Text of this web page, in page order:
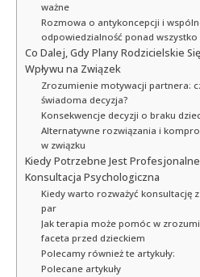
ważne
Rozmowa o antykoncepcji i
odpowiedzialność ponad wszystko
Co Dalej, Gdy Plany Rodzicielskie
Wpływu na Związek
Zrozumienie motywacji partnera:
świadoma decyzja?
Konsekwencje decyzji o braku
Alternatywne rozwiązania i
w związku
Kiedy Potrzebne Jest
Konsultacja Psychologiczna
Kiedy warto rozważyć konsultację
par
Jak terapia może pomóc w
faceta przed dzieckiem
Polecamy również te artykuły:
Polecane artykuły